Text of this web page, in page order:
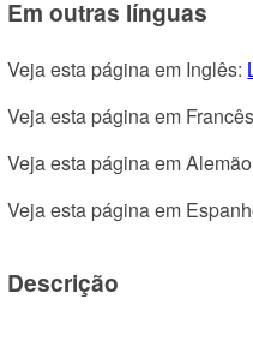
Em outras línguas
Veja esta página em Inglês:
Veja esta página em
Veja esta página em
Veja esta página em
Descrição